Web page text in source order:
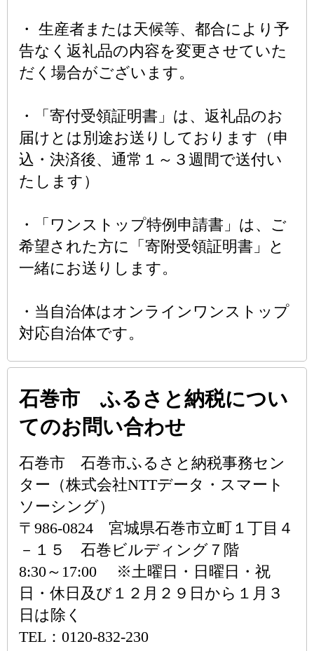
・ 生産者または天候等、都合により予
告なく返礼品の内容を変更させていた
だく場合がございます。
・「寄付受領証明書」は、返礼品のお
届けとは別途お送りしております（申
込・決済後、通常１～３週間で送付い
たします）
・「ワンストップ特例申請書」は、ご
希望された方に「寄附受領証明書」と
一緒にお送りします。
・当自治体はオンラインワンストップ
対応自治体です。
石巻市 ふるさと納税につい
てのお問い合わせ
石巻市 石巻市ふるさと納税事務セン
ター（株式会社NTTデータ・スマート
ソーシング）
〒986-0824 宮城県石巻市立町１丁目４
－１５ 石巻ビルディング７階
8:30～17:00 ※土曜日・日曜日・祝
日・休日及び１２月２９日から１月３
日は除く
TEL：0120-832-230